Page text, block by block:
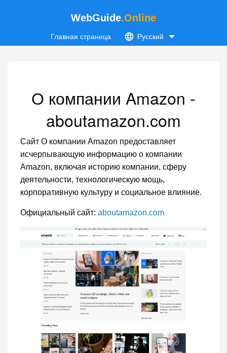
WebGuide.Online
Главная страница Русский
О компании Amazon -
aboutamazon.com
Сайт О компании Amazon предоставляет
исчерпывающую информацию о компании
Amazon, включая историю компании, сферу
деятельности, технологическую мощь,
корпоративную культуру и социальное влияние.
Официальный сайт: aboutamazon.com